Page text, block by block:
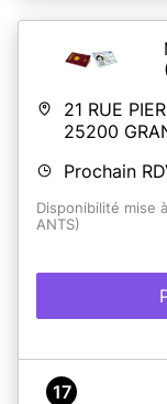
21 RUE
25200
Prochain
Disponibilité mise
ANTS)
17